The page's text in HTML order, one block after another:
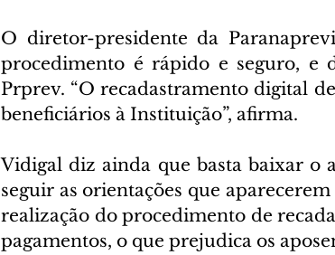
O diretor-presidente da
procedimento é rápido e seguro,
Prprev. “O recadastramento digital
beneficiários à Instituição”, afirma.
Vidigal diz ainda que basta baixar o
seguir as orientações que
realização do procedimento de
pagamentos, o que prejudica os